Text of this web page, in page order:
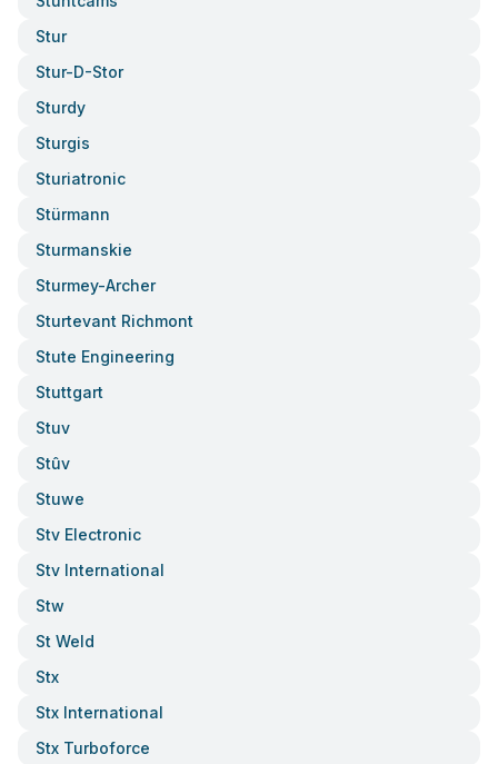
Stur
Stur-D-Stor
Sturdy
Sturgis
Sturiatronic
Stürmann
Sturmanskie
Sturmey-Archer
Sturtevant Richmont
Stute Engineering
Stuttgart
Stuv
Stûv
Stuwe
Stv Electronic
Stv International
Stw
St Weld
Stx
Stx International
Stx Turboforce